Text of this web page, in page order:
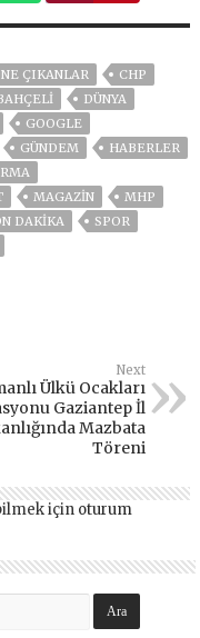
ÇIKANLAR
CHP
DÜNYA
GOOGLE
GÜNDEM
HABERLER
MAGAZİN
MHP
DAKIKA
SPOR
Next
Ülkü Ocakları
Gaziantep İl
Mazbata
Töreni
için oturum